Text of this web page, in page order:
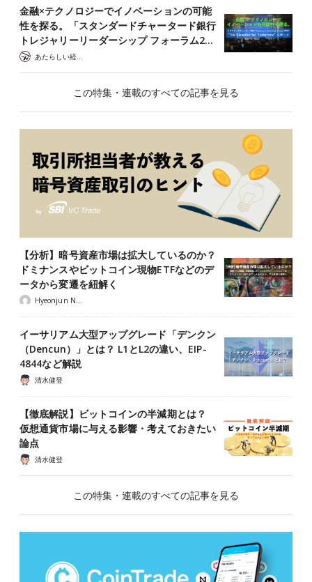
金融×テクノロジーでイノベーションの可能
性を探る。「スタンダードチャータード銀行
トレジャリーリーダーシップ フォーラム2…
あたらしい経済 編集部
この特集・連載のすべての記事を見る
【分析】暗号資産市場は拡大しているのか？
ドミナンスやビットコイン現物ETFなどのデ
ータから変遷を紐解く
Hyeonjun Noh
イーサリアム大型アップグレード「デンクン
（Dencun）」とは？ L1とL2の違い、EIP-
4844など解説
清水健登
【徹底解説】ビットコインの半減期とは？
仮想通貨市場に与える影響・考えておきたい
論点
清水健登
この特集・連載のすべての記事を見る